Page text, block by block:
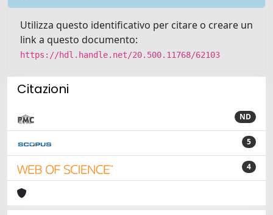
Utilizza questo identificativo per citare o creare un
link a questo documento:
https://hdl.handle.net/20.500.11768/62103
Citazioni
ND
5
4